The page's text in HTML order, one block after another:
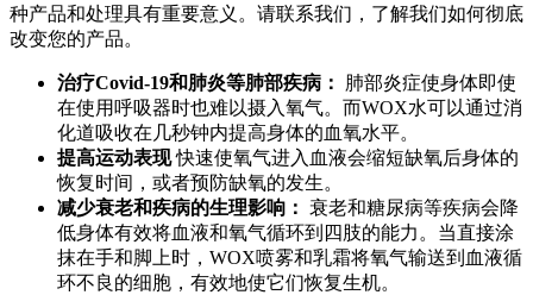
种产品和处理具有重要意义。请联系我们，了解我们如何彻底
改变您的产品。
治疗Covid-19和肺炎等肺部疾病：
肺部炎症使身体即使
在使用呼吸器时也难以摄入氧气。而WOX水可以通过消
化道吸收在几秒钟内提高身体的血氧水平。
提高运动表现快速使氧气进入血液会缩短缺氧后身体的
恢复时间，或者预防缺氧的发生。
减少衰老和疾病的生理影响：
衰老和糖尿病等疾病会降
低身体有效将血液和氧气循环到四肢的能力。当直接涂
抹在手和脚上时，WOX喷雾和乳霜将氧气输送到血液循
环不良的细胞，有效地使它们恢复生机。